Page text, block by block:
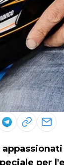
per